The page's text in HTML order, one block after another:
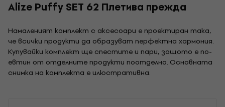
Alize Puffy SET 62 Плетива прежда
Намаленият комплект с аксесоари е проектиран така,
че всички продукти да образуват перфектна хармония.
Купувайки комплект ще спестите и пари, защото е по-
евтин от отделните продукти поотделно. Основната
снимка на комплекта е илюстративна.